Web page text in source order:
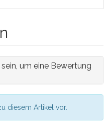
um eine Bewertung
diesem Artikel vor.